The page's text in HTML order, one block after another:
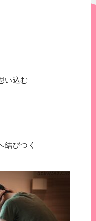
い込む
結びつく